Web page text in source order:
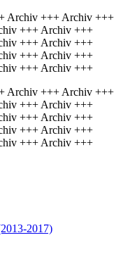
Archiv +++ Archiv +++
+++ Archiv +++
+++ Archiv +++
+++ Archiv +++
+++ Archiv +++
Archiv +++ Archiv +++
+++ Archiv +++
+++ Archiv +++
+++ Archiv +++
+++ Archiv +++
2017)